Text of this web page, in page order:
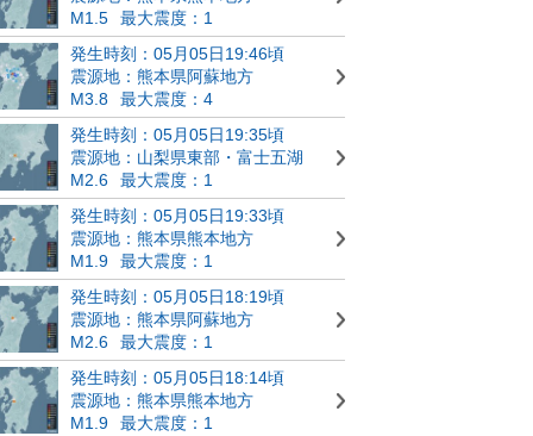
M1.5
最大震度：1
発生時刻：05月05日19:46頃
震源地：熊本県阿蘇地方
M3.8
最大震度：4
発生時刻：05月05日19:35頃
震源地：山梨県東部・富士五湖
M2.6
最大震度：1
発生時刻：05月05日19:33頃
震源地：熊本県熊本地方
M1.9
最大震度：1
発生時刻：05月05日18:19頃
震源地：熊本県阿蘇地方
M2.6
最大震度：1
発生時刻：05月05日18:14頃
震源地：熊本県熊本地方
M1.9
最大震度：1